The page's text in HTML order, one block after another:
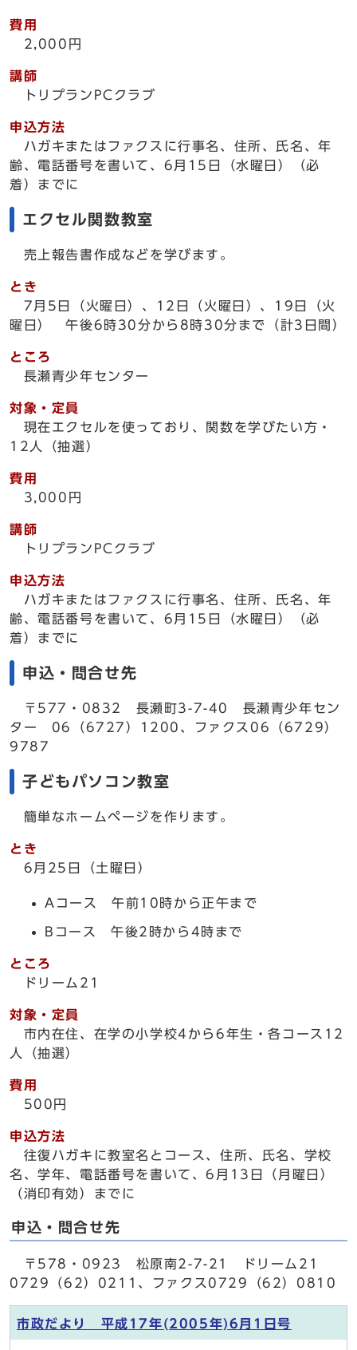
費用
2,000円
講師
トリプランPCクラブ
申込方法
ハガキまたはファクスに行事名、住所、氏名、年
齢、電話番号を書いて、6月15日（水曜日）（必
着）までに
エクセル関数教室
売上報告書作成などを学びます。
とき
7月5日（火曜日）、12日（火曜日）、19日（火
曜日） 午後6時30分から8時30分まで（計3日間）
ところ
長瀬青少年センター
対象・定員
現在エクセルを使っており、関数を学びたい方・
12人（抽選）
費用
3,000円
講師
トリプランPCクラブ
申込方法
ハガキまたはファクスに行事名、住所、氏名、年
齢、電話番号を書いて、6月15日（水曜日）（必
着）までに
申込・問合せ先
〒577・0832 長瀬町3-7-40 長瀬青少年セン
ター 06（6727）1200、ファクス06（6729）
9787
子どもパソコン教室
簡単なホームページを作ります。
とき
6月25日（土曜日）
Aコース 午前10時から正午まで
Bコース 午後2時から4時まで
ところ
ドリーム21
対象・定員
市内在住、在学の小学校4から6年生・各コース12
人（抽選）
費用
500円
申込方法
往復ハガキに教室名とコース、住所、氏名、学校
名、学年、電話番号を書いて、6月13日（月曜日）
（消印有効）までに
申込・問合せ先
〒578・0923 松原南2-7-21 ドリーム21
0729（62）0211、ファクス0729（62）0810
市政だより 平成17年(2005年)6月1日号